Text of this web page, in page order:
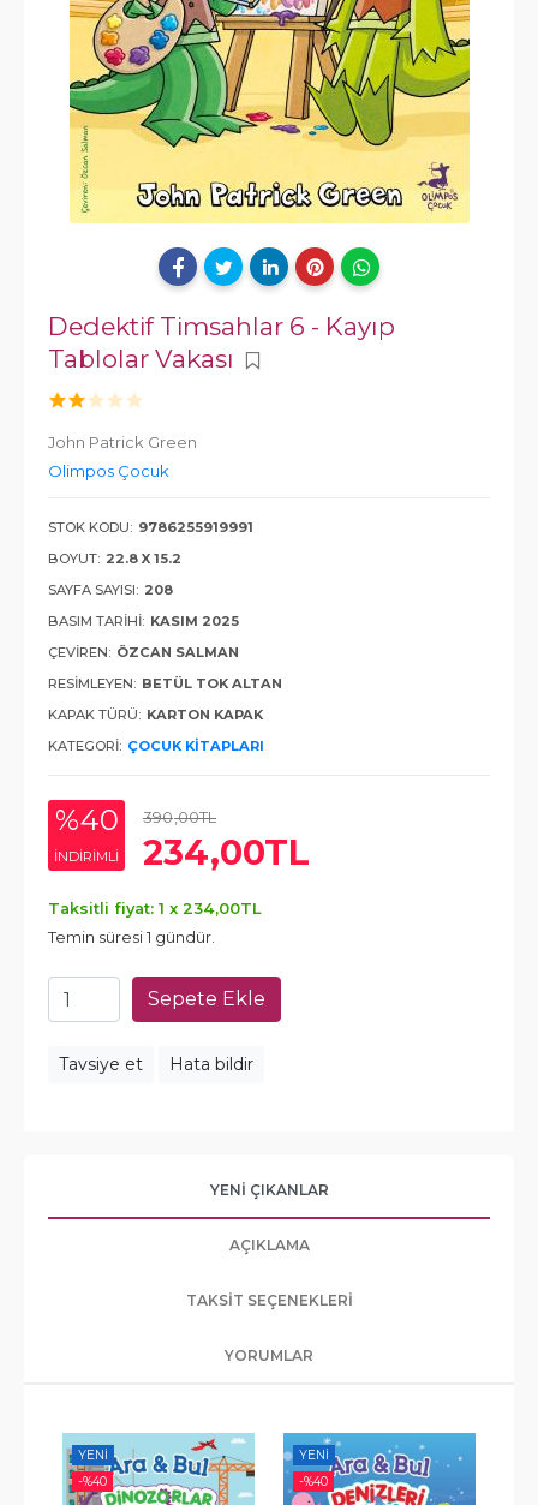
Dedektif Timsahlar 6 - Kayıp
Tablolar Vakası
John Patrick Green
Olimpos Çocuk
STOK KODU: 9786255919991
BOYUT: 22.8 X 15.2
SAYFA SAYISI: 208
BASIM TARIHI: KASIM 2025
ÇEVIREN: ÖZCAN SALMAN
RESIMLEYEN: BETÜL TOK ALTAN
KAPAK TÜRÜ: KARTON KAPAK
KATEGORI: ÇOCUK KITAPLARI
%40
INDIRIMLI
390,00TL
234,00TL
Taksitli fiyat: 1 x 234,00TL
Temin süresi 1 gündür.
Sepete Ekle
Tavsiye et Hata bildir
YENI ÇIKANLAR
AÇIKLAMA
TAKSIT SEÇENEKLERI
YORUMLAR
YENI
-%40
YENI
-%40